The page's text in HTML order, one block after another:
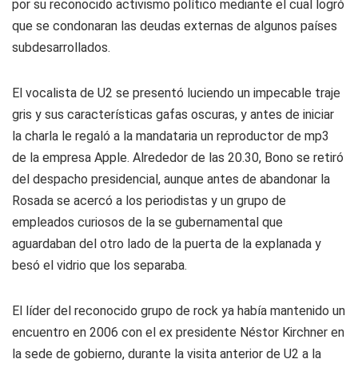
por su reconocido activismo político mediante el cual logró
que se condonaran las deudas externas de algunos países
subdesarrollados.
El vocalista de U2 se presentó luciendo un impecable traje
gris y sus características gafas oscuras, y antes de iniciar
la charla le regaló a la mandataria un reproductor de mp3
de la empresa Apple. Alrededor de las 20.30, Bono se retiró
del despacho presidencial, aunque antes de abandonar la
Rosada se acercó a los periodistas y un grupo de
empleados curiosos de la se gubernamental que
aguardaban del otro lado de la puerta de la explanada y
besó el vidrio que los separaba.
El líder del reconocido grupo de rock ya había mantenido un
encuentro en 2006 con el ex presidente Néstor Kirchner en
la sede de gobierno, durante la visita anterior de U2 a la